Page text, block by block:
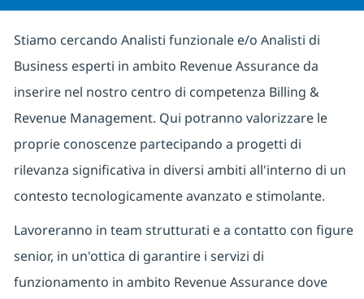
Stiamo cercando Analisti funzionale e/o Analisti di
Business esperti in ambito Revenue Assurance da
inserire nel nostro centro di competenza Billing &
Revenue Management. Qui potranno valorizzare le
proprie conoscenze partecipando a progetti di
rilevanza significativa in diversi ambiti all'interno di un
contesto tecnologicamente avanzato e stimolante.
Lavoreranno in team strutturati e a contatto con figure
senior, in un'ottica di garantire i servizi di
funzionamento in ambito Revenue Assurance dove